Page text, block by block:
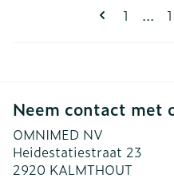
Pagina
1 ...
Neem contact met
OMNIMED NV
Heidestatiestraat 23
2920 KALMTHOUT